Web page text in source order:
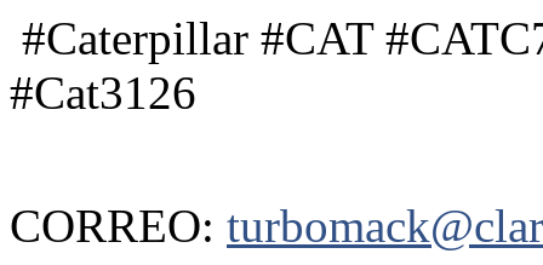
#Caterpillar #CAT
#Cat3126
CORREO: